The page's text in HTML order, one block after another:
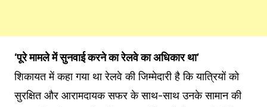
‘पूरे मामले में सुनवाई करने का रेलवे का अधिकार था’
शिकायत में कहा गया था रेलवे की जिम्मेदारी है कि यात्रियों को
सुरक्षित और आरामदायक सफर के साथ-साथ उनके सामान की